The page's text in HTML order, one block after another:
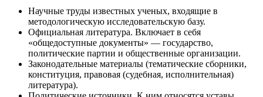
Научные труды известных ученых, входящие в
методологическую исследовательскую базу.
Официальная литература. Включает в себя
«общедоступные документы» — государство,
политические партии и общественные организации.
Законодательные материалы (тематические сборники,
конституция, правовая (судебная, исполнительная)
литература).